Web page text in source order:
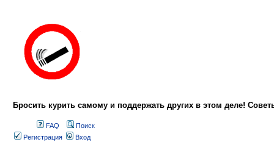
Бросить курить самому и поддержать других в этом деле!
FAQ
Поиск
Регистрация
Вход